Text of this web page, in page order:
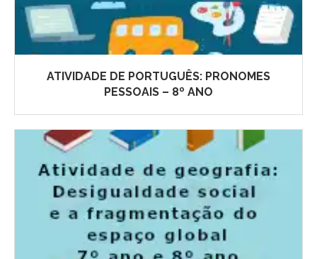
ATIVIDADE DE PORTUGUÊS: PRONOMES
PESSOAIS – 8º ANO